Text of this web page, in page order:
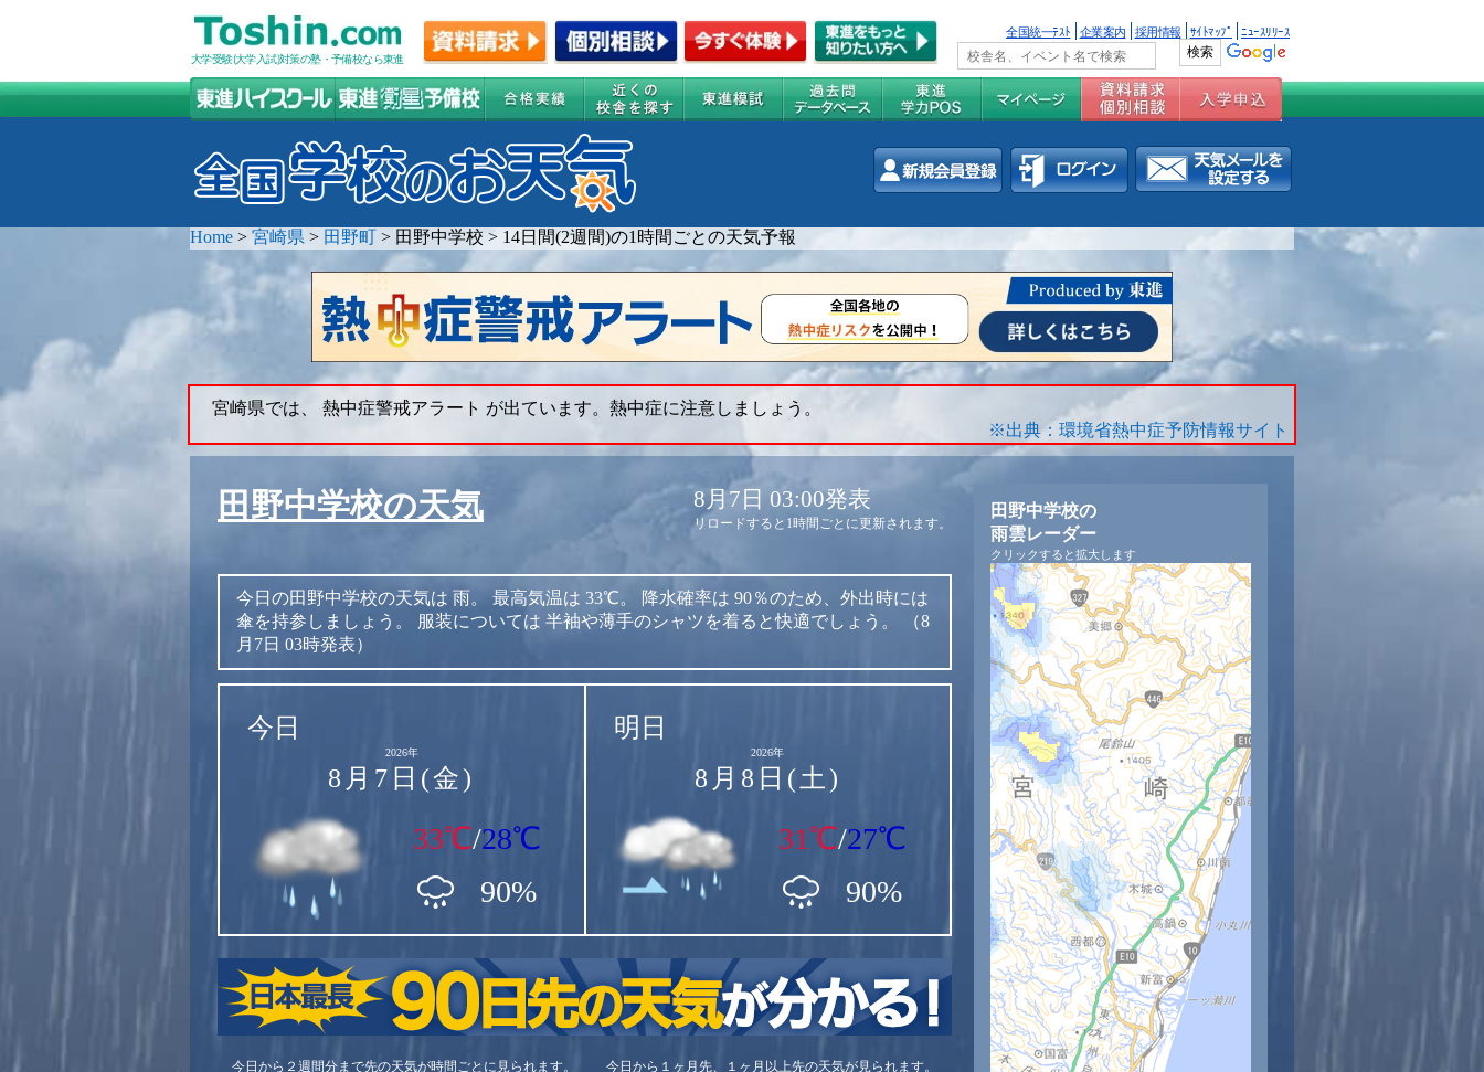
大学受験(大学入試)対策の塾・予備校なら東進
全国統一ﾃｽﾄ 企業案内 採用情報 ｻｲﾄﾏｯﾌﾟ ﾆｭｰｽﾘﾘｰｽ
Home > 宮崎県 > 田野町 > 田野中学校 > 14日間(2週間)の1時間ごとの天気予報
宮崎県では、 熱中症警戒アラート が出ています。熱中症に注意しましょう。
※出典：環境省熱中症予防情報サイト
田野中学校の天気 8月7日 03:00発表
リロードすると1時間ごとに更新されます。
今日の田野中学校の天気は 雨。 最高気温は 33℃。 降水確率は 90％のため、外出時には
傘を持参しましょう。
服装については 半袖や薄手のシャツを着ると快適でしょう。
（8
月7日 03時発表）
今日
2026年
8月7日(金)
33℃/28℃
90%
明日
2026年
8月8日(土)
31℃/27℃
90%
今日から２週間分まで先の天気が時間ごとに見られます。 今日から１ヶ月先、１ヶ月以上先の天気が見られます。
田野中学校の
雨雲レーダー
クリックすると拡大します